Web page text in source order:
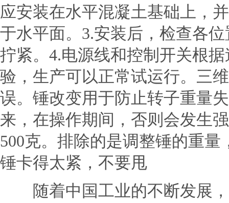
应安装在水平混凝土基础上，
于水平面。3.安装后，检查各
拧紧。4.电源线和控制开关根
验，生产可以正常试运行。三
误。锤改变用于防止转子重量
来，在操作期间，否则会发生
500克。排除的是调整锤的重
锤卡得太紧，不要甩
随着中国工业的不断发展，